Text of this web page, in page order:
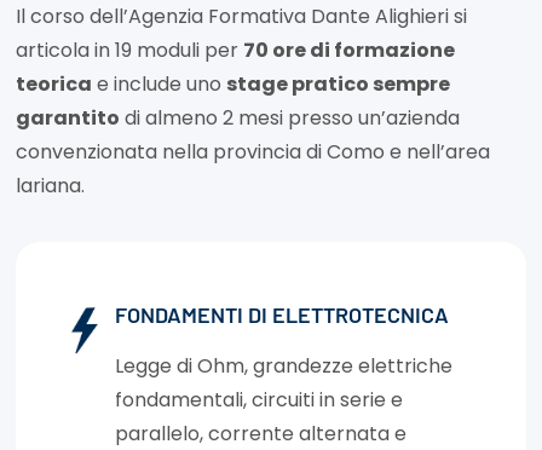
Il corso dell’Agenzia Formativa Dante Alighieri si
articola in 19 moduli per 70 ore di formazione
teorica e include uno stage pratico sempre
garantito di almeno 2 mesi presso un’azienda
convenzionata nella provincia di Como e nell’area
lariana.
FONDAMENTI DI ELETTROTECNICA
Legge di Ohm, grandezze elettriche
fondamentali, circuiti in serie e
parallelo, corrente alternata e